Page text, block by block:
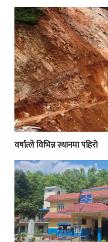
वर्षात्ले विभिन्न स्थानमा पहिरो